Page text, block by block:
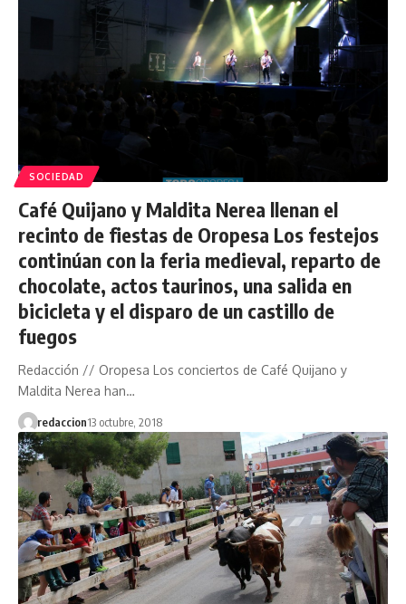
SOCIEDAD
Café Quijano y Maldita Nerea llenan el
recinto de fiestas de Oropesa Los festejos
continúan con la feria medieval, reparto de
chocolate, actos taurinos, una salida en
bicicleta y el disparo de un castillo de
fuegos
Redacción // Oropesa Los conciertos de Café Quijano y
Maldita Nerea han…
redaccion13 octubre, 2018